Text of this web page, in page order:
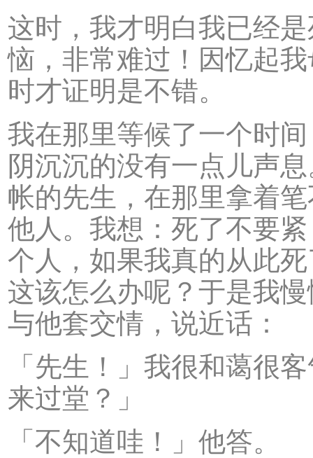
这时，我才明白我已经
恼，非常难过！因忆起
时才证明是不错。
我在那里等候了一个时
阴沉沉的没有一点儿声
帐的先生，在那里拿着
他人。我想：死了不要
个人，如果我真的从此
这该怎么办呢？于是我
与他套交情，说近话：
「先生！」我很和蔼很
来过堂？」
「不知道哇！」他答。